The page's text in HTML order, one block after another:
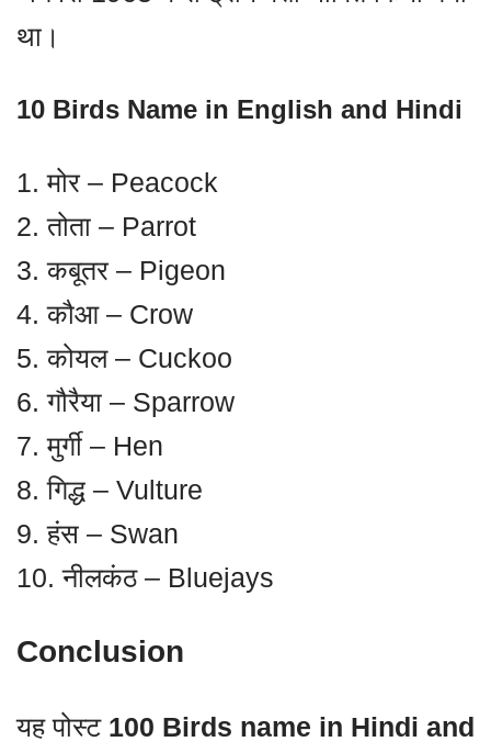
था।
10 Birds Name in English and Hindi
1. मोर – Peacock
2. तोता – Parrot
3. कबूतर – Pigeon
4. कौआ – Crow
5. कोयल – Cuckoo
6. गौरैया – Sparrow
7. मुर्गी – Hen
8. गिद्ध – Vulture
9. हंस – Swan
10. नीलकंठ – Bluejays
Conclusion
यह पोस्ट 100 Birds name in Hindi and